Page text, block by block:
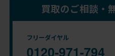
買取のご相談・
フリーダイヤル
0120-971-794